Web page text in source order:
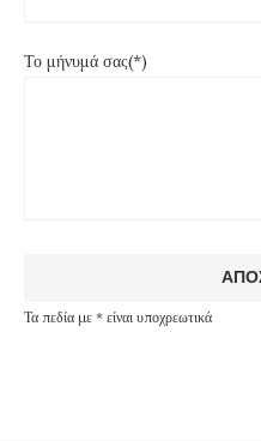
Το μήνυμά σας(*)
Τα πεδία με * είναι υποχρεωτικά